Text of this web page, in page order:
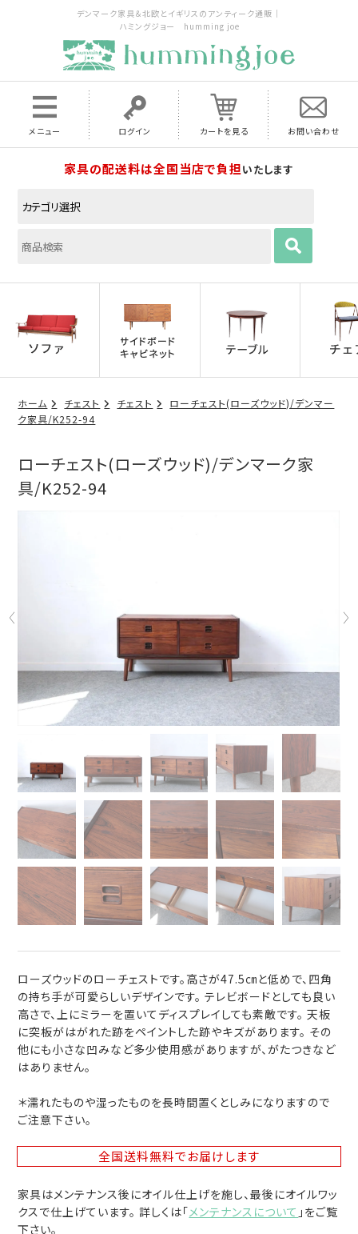
デンマーク家具＆北欧とイギリスのアンティーク通販｜
ハミングジョー humming joe
メニュー ログイン カートを見る お問い合わせ
家具の配送料は全国当店で負担いたします
ホーム チェスト チェスト
ローチェスト(ローズウッド)/デンマー
ク家具/K252-94
ローチェスト(ローズウッド)/デンマーク家
具/K252-94
ローズウッドのローチェストです。高さが47.5㎝と低めで、四角
の持ち手が可愛らしいデザインです。 テレビボードとしても良い
高さで、上にミラーを置いてディスプレイしても素敵です。 天板
に突板がはがれた跡をペイントした跡やキズがあります。 その
他にも小さな凹みなど多少使用感がありますが、がたつきなど
はありません。
＊濡れたものや湿ったものを長時間置くとしみになりますので
ご注意下さい。
全国送料無料でお届けします
家具はメンテナンス後にオイル仕上げを施し、最後にオイルワッ
クスで仕上げています。 詳しくは「メンテナンスについて 」をご覧
下さい。